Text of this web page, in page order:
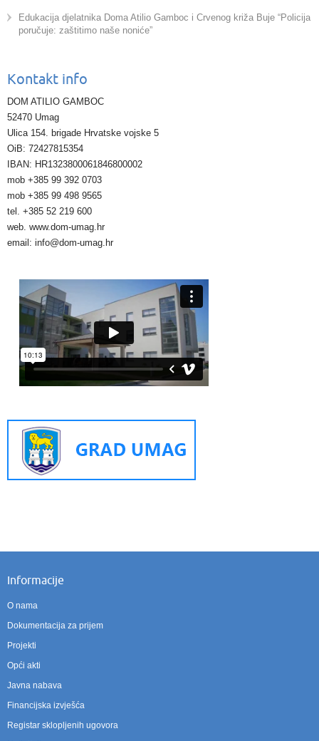
Edukacija djelatnika Doma Atilio Gamboc i Crvenog križa Buje “Policija
poručuje: zaštitimo naše noniće”
Kontakt info
DOM ATILIO GAMBOC
52470 Umag
Ulica 154. brigade Hrvatske vojske 5
OiB: 72427815354
IBAN: HR1323800061846800002
mob +385 99 392 0703
mob +385 99 498 9565
tel. +385 52 219 600
web. www.dom-umag.hr
email: info@dom-umag.hr
Informacije
O nama
Dokumentacija za prijem
Projekti
Opći akti
Javna nabava
Financijska izvješća
Registar sklopljenih ugovora